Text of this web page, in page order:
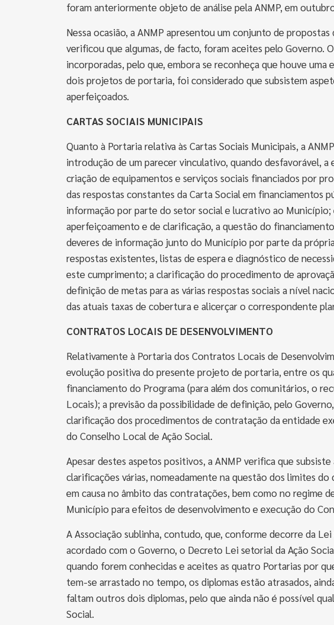
foram anteriormente objeto de análise pela ANMP, em
Nessa ocasião, a ANMP apresentou um conjunto de
verificou que algumas, de facto, foram aceites pelo Governo.
incorporadas, pelo que, embora se reconheça que houve uma
dois projetos de portaria, foi considerado que subsistem
aperfeiçoados.
CARTAS SOCIAIS MUNICIPAIS
Quanto à Portaria relativa às Cartas Sociais Municipais, a
introdução de um parecer vinculativo, quando desfavorável, a
criação de equipamentos e serviços sociais financiados por
das respostas constantes da Carta Social em financiamentos
informação por parte do setor social e lucrativo ao Município;
aperfeiçoamento e de clarificação, a questão do
deveres de informação junto do Município por parte da
respostas existentes, listas de espera e diagnóstico de
este cumprimento; a clarificação do procedimento de
definição de metas para as várias respostas sociais a nível
das atuais taxas de cobertura e alicerçar o correspondente
CONTRATOS LOCAIS DE DESENVOLVIMENTO
Relativamente à Portaria dos Contratos Locais de
evolução positiva do presente projeto de portaria, entre os
financiamento do Programa (para além dos comunitários, o
Locais); a previsão da possibilidade de definição, pelo
clarificação dos procedimentos de contratação da entidade
do Conselho Local de Ação Social.
Apesar destes aspetos positivos, a ANMP verifica que
clarificações várias, nomeadamente na questão dos limites
em causa no âmbito das contratações, bem como no regime
Município para efeitos de desenvolvimento e execução do
A Associação sublinha, contudo, que, conforme decorre da
acordado com o Governo, o Decreto Lei setorial da Ação
quando forem conhecidas e aceites as quatro Portarias por
tem-se arrastado no tempo, os diplomas estão atrasados,
faltam outros dois diplomas, pelo que ainda não é possível
Social.